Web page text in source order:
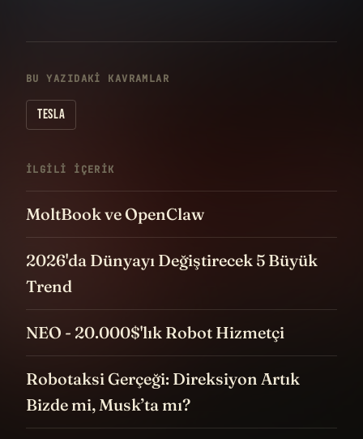
BU YAZIDAKI KAVRAMLAR
TESLA
İLGILI IÇERIK
MoltBook ve OpenClaw
2026'da Dünyayı Değiştirecek 5 Büyük
Trend
NEO - 20.000$'lık Robot Hizmetçi
Robotaksi Gerçeği: Direksiyon Artık
Bizde mi, Musk’ta mı?